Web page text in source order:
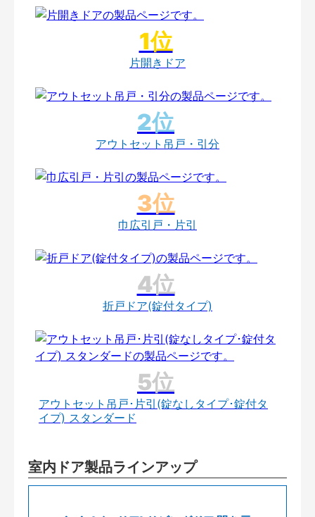
片開きドア
アウトセット吊戸・引分
巾広引戸・片引
折戸ドア(錠付タイプ)
アウトセット吊戸･片引(錠なしタイプ･錠付タ
イプ) スタンダード
室内ドア製品ラインアップ